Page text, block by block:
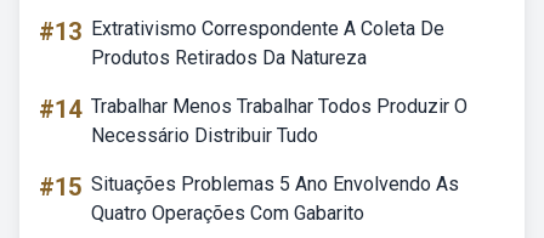
#13 Extrativismo Correspondente A Coleta De
Produtos Retirados Da Natureza
#14 Trabalhar Menos Trabalhar Todos Produzir O
Necessário Distribuir Tudo
#15 Situações Problemas 5 Ano Envolvendo As
Quatro Operações Com Gabarito